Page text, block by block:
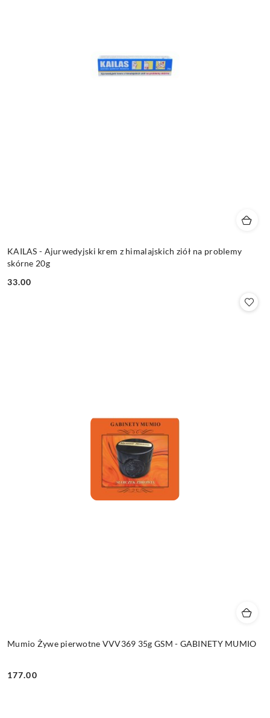
KAILAS - Ajurwedyjski krem z himalajskich ziół na problemy
skórne 20g
Cena:
33.00
Mumio Żywe pierwotne VVV369 35g GSM - GABINETY MUMIO
Cena:
177.00